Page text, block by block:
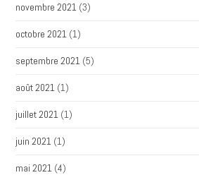
novembre 2021 (3)
octobre 2021 (1)
septembre 2021 (5)
août 2021 (1)
juillet 2021 (1)
juin 2021 (1)
mai 2021 (4)